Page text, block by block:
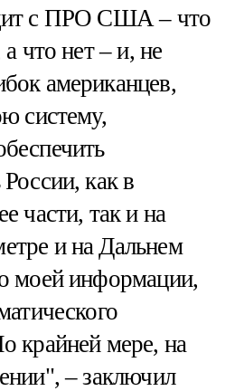
с ПРО США – что
что нет – и, не
американцев,
систему,
России, как в
части, так и на
и на Дальнем
моей информации,
крайней мере, на
– заключил